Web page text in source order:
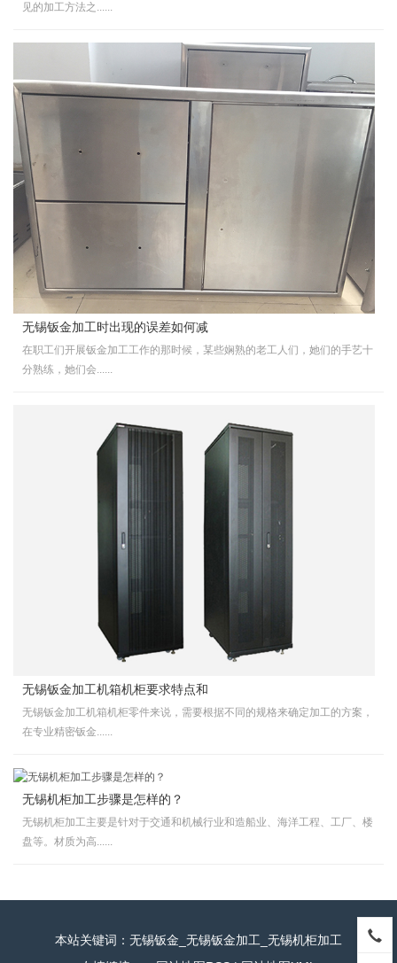
见的加工方法之......
无锡钣金加工时出现的误差如何减
在职工们开展钣金加工工作的那时候，某些娴熟的老工人们，她们的手艺十
分熟练，她们会......
无锡钣金加工机箱机柜要求特点和
无锡钣金加工机箱机柜零件来说，需要根据不同的规格来确定加工的方案，
在专业精密钣金......
无锡机柜加工步骤是怎样的？
无锡机柜加工主要是针对于交通和机械行业和造船业、海洋工程、工厂、楼
盘等。材质为高......
本站关键词：无锡钣金_无锡钣金加工_无锡机柜加工